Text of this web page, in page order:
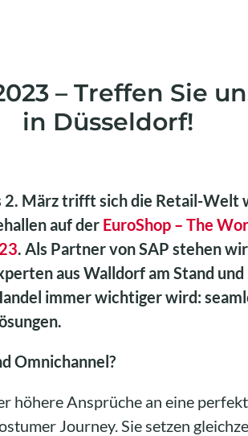
– Treffen Sie
in Düsseldorf!
2. März trifft sich die Retail-Welt
auf der EuroShop – The
. Als Partner von SAP stehen
aus Walldorf am Stand und
immer wichtiger wird:
Omnichannel?
höhere Ansprüche an eine
Journey. Sie setzen